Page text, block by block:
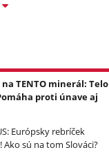
TENTO minerál: Telo
proti únave aj
Európsky rebríček
sú na tom Slováci?